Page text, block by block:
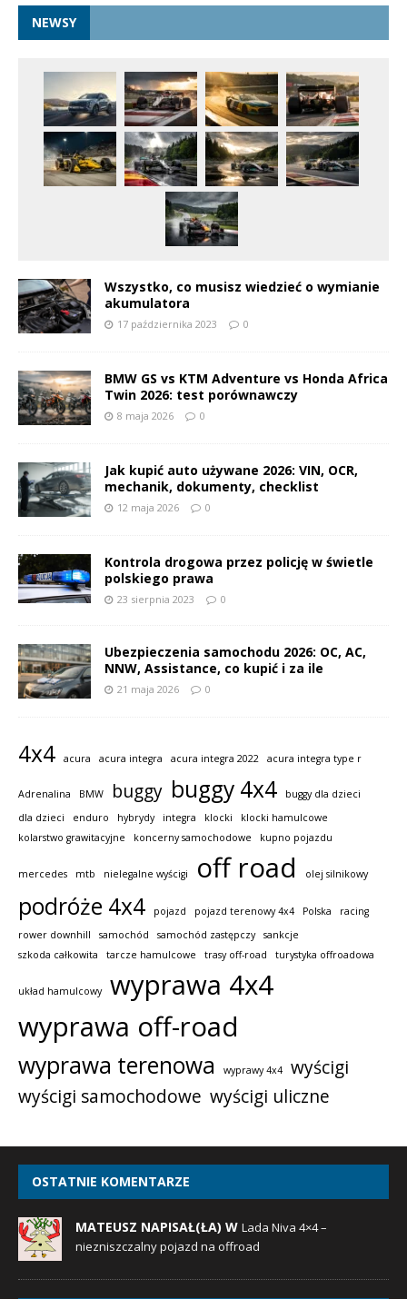
NEWSY
Wszystko, co musisz wiedzieć o wymianie
akumulatora
17 października 2023 0
BMW GS vs KTM Adventure vs Honda Africa
Twin 2026: test porównawczy
8 maja 2026 0
Jak kupić auto używane 2026: VIN, OCR,
mechanik, dokumenty, checklist
12 maja 2026 0
Kontrola drogowa przez policję w świetle
polskiego prawa
23 sierpnia 2023 0
Ubezpieczenia samochodu 2026: OC, AC,
NNW, Assistance, co kupić i za ile
21 maja 2026 0
4x4 acura acura integra acura integra 2022 acura integra type r
Adrenalina BMW buggy buggy 4x4
buggy dla dzieci
dla dzieci
enduro hybrydy integra klocki
klocki hamulcowe
kolarstwo grawitacyjne
koncerny samochodowe kupno pojazdu
mercedes mtb nielegalne wyścigi off road olej silnikowy
podróże 4x4 pojazd pojazd terenowy 4x4 Polska
racing
rower downhill
samochód samochód zastępczy
sankcje
szkoda całkowita
tarcze hamulcowe trasy off-road turystyka offroadowa
układ hamulcowy
wyprawa 4x4
wyprawa off-road
wyprawa terenowa wyprawy 4x4
wyścigi
wyścigi samochodowe wyścigi uliczne
OSTATNIE KOMENTARZE
MATEUSZ NAPISAŁ(ŁA) W Lada Niva 4×4 –
niezniszczalny pojazd na offroad